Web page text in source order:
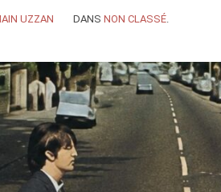
UZZAN DANS NON CLASSÉ